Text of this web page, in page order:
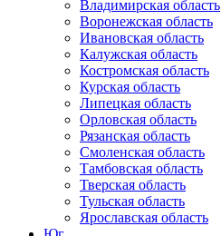
Владимирская область
Воронежская область
Ивановская область
Калужская область
Костромская область
Курская область
Липецкая область
Орловская область
Рязанская область
Смоленская область
Тамбовская область
Тверская область
Тульская область
Ярославская область